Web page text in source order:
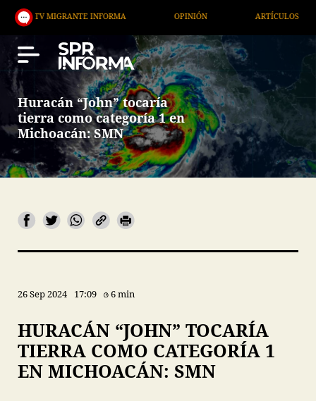
INFORMA OPINIÓN ARTÍCULOS
Huracán “John” tocaría
tierra como categoría 1 en
Michoacán: SMN
26 Sep 2024 17:09 6 min
HURACÁN “JOHN” TOCARÍA
TIERRA COMO CATEGORÍA 1
EN MICHOACÁN: SMN